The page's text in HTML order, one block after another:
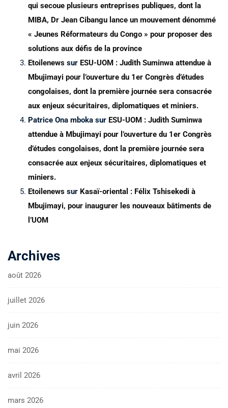
qui secoue plusieurs entreprises publiques, dont la
MIBA, Dr Jean Cibangu lance un mouvement dénommé
« Jeunes Réformateurs du Congo » pour proposer des
solutions aux défis de la province
Etoilenews sur ESU-UOM : Judith Suminwa attendue à
Mbujimayi pour l’ouverture du 1er Congrès d’études
congolaises, dont la première journée sera consacrée
aux enjeux sécuritaires, diplomatiques et miniers.
Patrice Ona mboka sur ESU-UOM : Judith Suminwa
attendue à Mbujimayi pour l’ouverture du 1er Congrès
d’études congolaises, dont la première journée sera
consacrée aux enjeux sécuritaires, diplomatiques et
miniers.
Etoilenews sur Kasaï-oriental : Félix Tshisekedi à
Mbujimayi, pour inaugurer les nouveaux bâtiments de
l’UOM
Archives
août 2026
juillet 2026
juin 2026
mai 2026
avril 2026
mars 2026